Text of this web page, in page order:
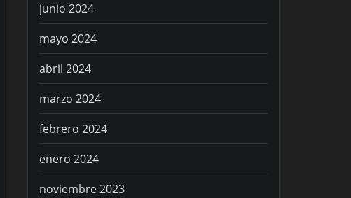
junio 2024
mayo 2024
abril 2024
marzo 2024
febrero 2024
enero 2024
noviembre 2023